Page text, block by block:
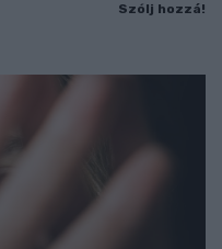
Szólj hozzá!